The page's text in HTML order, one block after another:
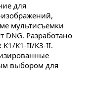
для
изображений,
мультисъемки
DNG. Разработано
K1/K1-II/K3-II.
выбором для